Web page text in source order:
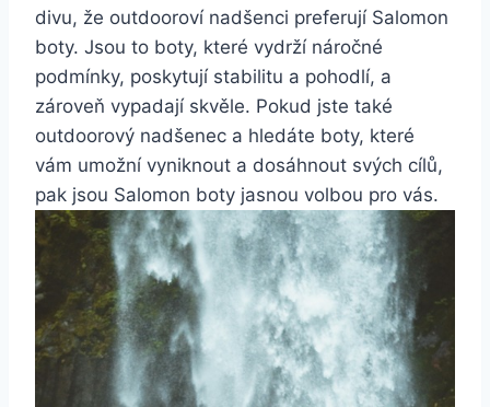
divu, že outdooroví nadšenci preferují⁣ Salomon
boty.⁤ Jsou to boty, ‌které vydrží​ náročné⁤
podmínky, ​poskytují stabilitu a pohodlí,⁢ a
‌zároveň vypadají skvěle. ⁢Pokud​ jste také
‍outdoorový nadšenec a ⁤hledáte ‍boty, které
vám umožní vyniknout a dosáhnout svých cílů,
⁢pak ‍jsou Salomon boty⁤ jasnou volbou pro ⁤vás.